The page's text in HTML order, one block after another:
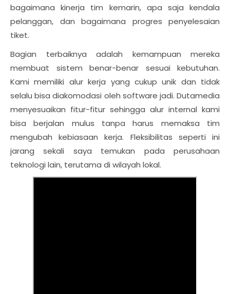
bagaimana kinerja tim kemarin, apa saja kendala
pelanggan, dan bagaimana progres penyelesaian
tiket.
Bagian terbaiknya adalah kemampuan mereka
membuat sistem benar-benar sesuai kebutuhan.
Kami memiliki alur kerja yang cukup unik dan tidak
selalu bisa diakomodasi oleh software jadi. Dutamedia
menyesuaikan fitur-fitur sehingga alur internal kami
bisa berjalan mulus tanpa harus memaksa tim
mengubah kebiasaan kerja. Fleksibilitas seperti ini
jarang sekali saya temukan pada perusahaan
teknologi lain, terutama di wilayah lokal.